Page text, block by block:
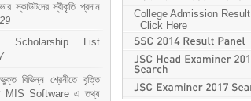
স্কাউটদের স্বীকৃতি প্রদান
Scholarship List
বিভিন্ন শ্রেনীতে বৃত্তি
MIS Software এ তথ্য
College Admission Result
Click Here